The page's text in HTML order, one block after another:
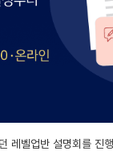
개랩)
레벨업반 설명회를 진